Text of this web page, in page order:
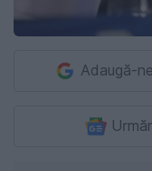
Adaugă-